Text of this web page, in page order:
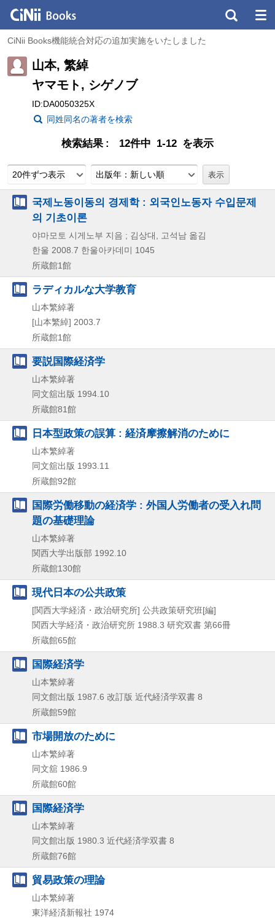
CiNii Books機能統合対応の追加実施をいたしました
山本, 繁綽
ヤマモト, シゲノブ
ID:DA0050325X
同姓同名の著者を検索
検索結果 12件中 1-12 を表示
20件ずつ表示 出版年：新しい順
국제노동이동의 경제학 : 외국인노동자 수입문제
의 기초이론
야마모토 시게노부 지음 ; 김상대, 고석남 옮김
한울 2008.7 한울아카데미 1045
所蔵館1館
ラディカルな大学教育
山本繁綽著
[山本繁綽] 2003.7
所蔵館1館
要説国際経済学
山本繁綽著
同文舘出版 1994.10
所蔵館81館
日本型政策の誤算 : 経済摩擦解消のために
山本繁綽著
同文舘出版 1993.11
所蔵館92館
国際労働移動の経済学 : 外国人労働者の受入れ問
題の基礎理論
山本繁綽著
関西大学出版部 1992.10
所蔵館130館
現代日本の公共政策
[関西大学経済・政治研究所] 公共政策研究班[編]
関西大学経済・政治研究所 1988.3 研究双書 第66冊
所蔵館65館
国際経済学
山本繁綽著
同文館出版 1987.6 改訂版 近代経済学双書 8
所蔵館59館
市場開放のために
山本繁綽著
同文舘 1986.9
所蔵館60館
国際経済学
山本繁綽著
同文館出版 1980.3 近代経済学双書 8
所蔵館76館
貿易政策の理論
山本繁綽著
東洋経済新報社 1974